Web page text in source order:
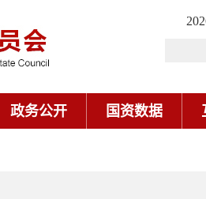
政务公开 国资数据